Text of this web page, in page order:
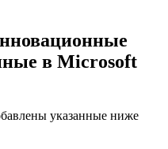
в Microsoft
указанные ниже